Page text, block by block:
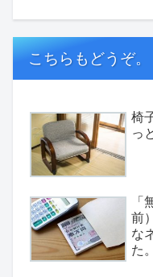
こちらもどうぞ。
椅
っ
「
前
な
た